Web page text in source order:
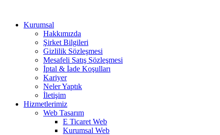
Kurumsal
Hakkımızda
Şirket Bilgileri
Gizlilik Sözleşmesi
Mesafeli Satış Sözleşmesi
İptal & İade Koşulları
Kariyer
Neler Yaptık
İletişim
Hizmetlerimiz
Web Tasarım
E Ticaret Web
Kurumsal Web